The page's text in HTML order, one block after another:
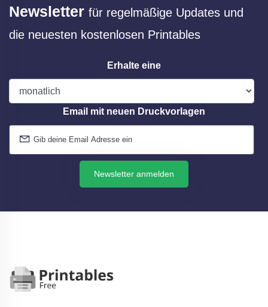
Newsletter für regelmäßige Updates und
die neuesten kostenlosen Printables
Erhalte eine
Email mit neuen Druckvorlagen
Newsletter anmelden